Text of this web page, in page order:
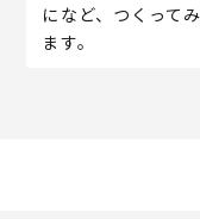
になど、つくって
ます。